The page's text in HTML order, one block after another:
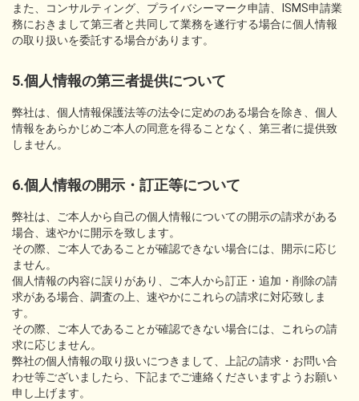
また、コンサルティング、プライバシーマーク申請、ISMS申請業
務におきまして第三者と共同して業務を遂行する場合に個人情報
の取り扱いを委託する場合があります。
5.個人情報の第三者提供について
弊社は、個人情報保護法等の法令に定めのある場合を除き、個人
情報をあらかじめご本人の同意を得ることなく、第三者に提供致
しません。
6.個人情報の開示・訂正等について
弊社は、ご本人から自己の個人情報についての開示の請求がある
場合、速やかに開示を致します。
その際、ご本人であることが確認できない場合には、開示に応じ
ません。
個人情報の内容に誤りがあり、ご本人から訂正・追加・削除の請
求がある場合、調査の上、速やかにこれらの請求に対応致しま
す。
その際、ご本人であることが確認できない場合には、これらの請
求に応じません。
弊社の個人情報の取り扱いにつきまして、上記の請求・お問い合
わせ等ございましたら、下記までご連絡くださいますようお願い
申し上げます。